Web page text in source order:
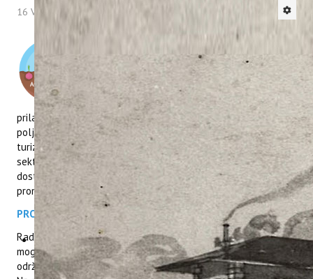
16 Veljača 2022 Hitova: 2962
Pozivamo Vas na 2. ONLINE radionicu pod
nazivom Bioraznolikost –podloga za uspješniju
prilagodbu poljoprivrednih kultura klimatskim
promjenama koja se organizira u sklopu
projekta AGROBIORAZNOLIKOST – osnova za
prilagodbu i ublažavanje posljedica klimatskih promjena u
poljoprivredi u organizaciji Instituta za poljoprivredu i
turizam. Radionica je namijenjena znanstveno – obrazovnom
sektoru, ali i ostalim zainteresiranima s ciljem povećanja
dostupnosti podataka i projektnih rezultata o klimatskim
promjenama i prilagodbi klimatskim promjenama.
PROGRAM RADIONICE
Radionica je organizirana kao online događanje koje će biti
moguće pratiti putem ZOOM platforme. Radionica će se
održati u četvrtak 24.02.2022. s početkom u 10:00 sati.